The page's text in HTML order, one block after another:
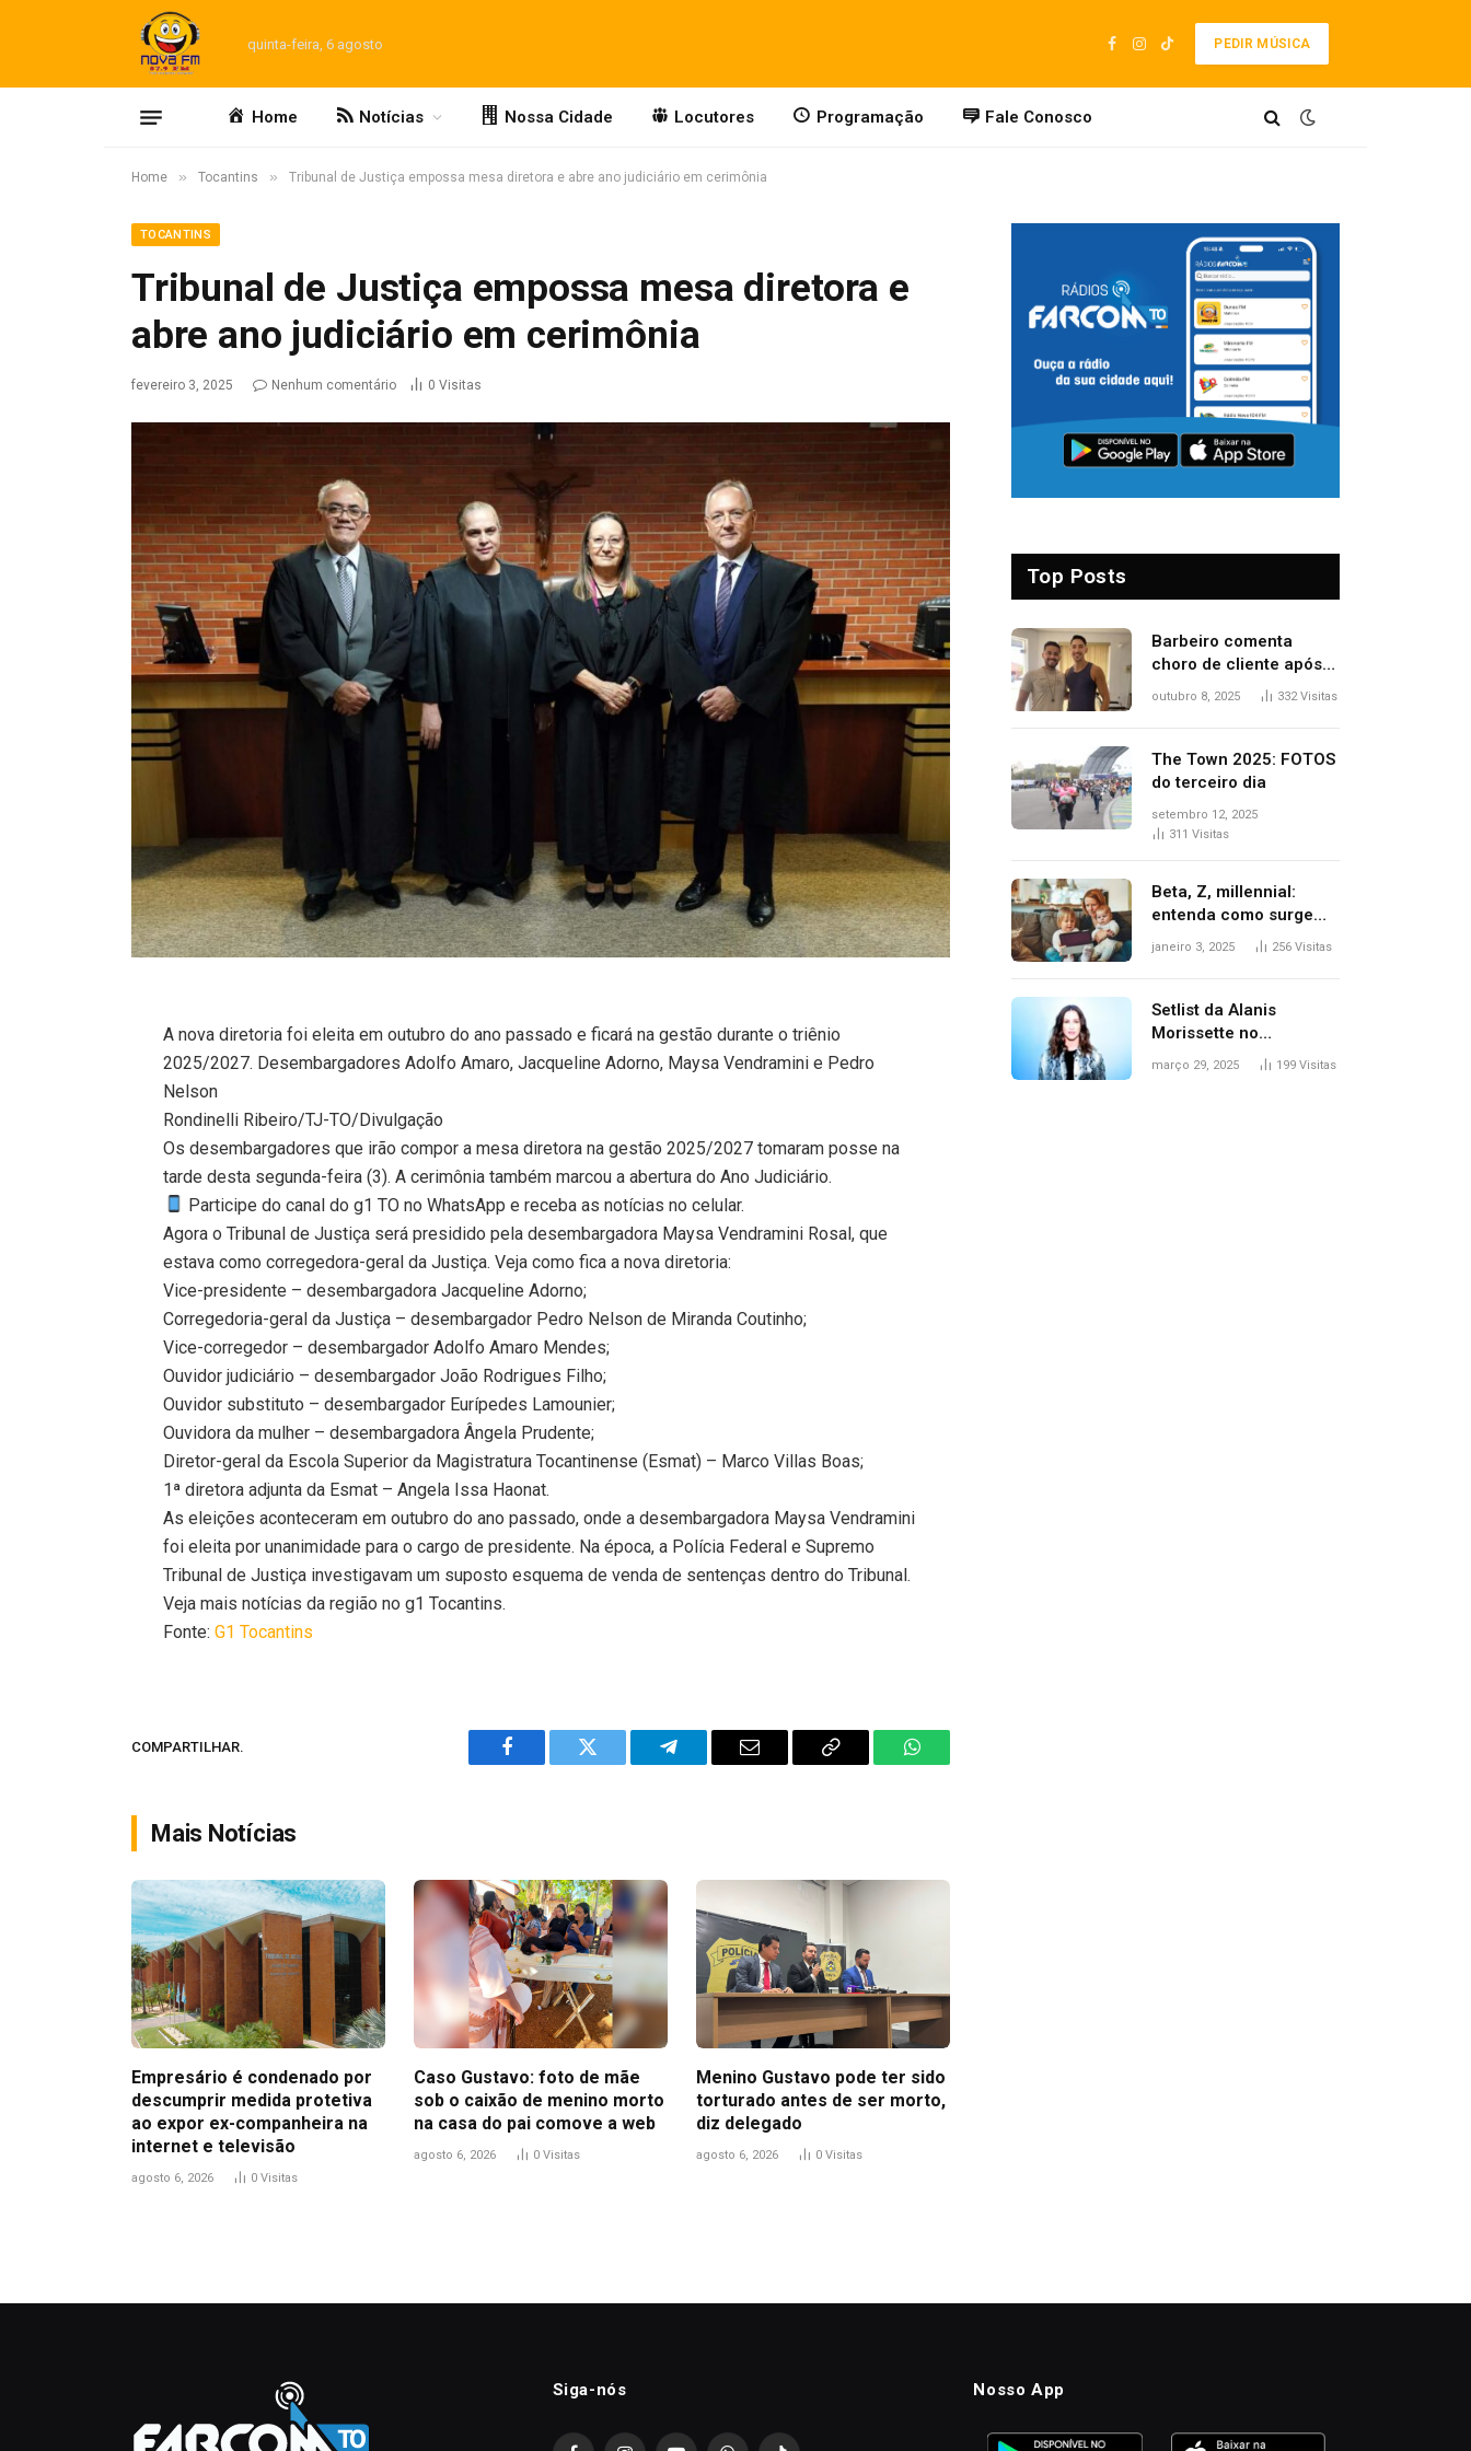
quinta-feira, 6 agosto
Facebook
Instagram
TikTok
PEDIR MÚSICA
Home Notícias Nossa Cidade Locutores Programação Fale Conosco
Home » Tocantins » Tribunal de Justiça empossa mesa diretora e abre ano judiciário em cerimônia
TOCANTINS
Tribunal de Justiça empossa mesa diretora e
abre ano judiciário em cerimônia
fevereiro 3, 2025 Nenhum comentário 0 Visitas
A nova diretoria foi eleita em outubro do ano passado e ficará na gestão durante o triênio
2025/2027. Desembargadores Adolfo Amaro, Jacqueline Adorno, Maysa Vendramini e Pedro
Nelson
Rondinelli Ribeiro/TJ-TO/Divulgação
Os desembargadores que irão compor a mesa diretora na gestão 2025/2027 tomaram posse na
tarde desta segunda-feira (3). A cerimônia também marcou a abertura do Ano Judiciário.
Participe do canal do g1 TO no WhatsApp e receba as notícias no celular.
Agora o Tribunal de Justiça será presidido pela desembargadora Maysa Vendramini Rosal, que
estava como corregedora-geral da Justiça. Veja como fica a nova diretoria:
Vice-presidente – desembargadora Jacqueline Adorno;
Corregedoria-geral da Justiça – desembargador Pedro Nelson de Miranda Coutinho;
Vice-corregedor – desembargador Adolfo Amaro Mendes;
Ouvidor judiciário – desembargador João Rodrigues Filho;
Ouvidor substituto – desembargador Eurípedes Lamounier;
Ouvidora da mulher – desembargadora Ângela Prudente;
Diretor-geral da Escola Superior da Magistratura Tocantinense (Esmat) – Marco Villas Boas;
1ª diretora adjunta da Esmat – Angela Issa Haonat.
As eleições aconteceram em outubro do ano passado, onde a desembargadora Maysa Vendramini
foi eleita por unanimidade para o cargo de presidente. Na época, a Polícia Federal e Supremo
Tribunal de Justiça investigavam um suposto esquema de venda de sentenças dentro do Tribunal.
Veja mais notícias da região no g1 Tocantins.
Fonte:G1 Tocantins
COMPARTILHAR.
Facebook Twitter Telegram Email
Copy
WhatsApp
Mais Notícias
Empresário é condenado por
descumprir medida protetiva
ao expor ex-companheira na
internet e televisão
agosto 6, 2026 0 Visitas
Caso Gustavo: foto de mãe
sob o caixão de menino morto
na casa do pai comove a web
agosto 6, 2026 0 Visitas
Menino Gustavo pode ter sido
torturado antes de ser morto,
diz delegado
agosto 6, 2026 0 Visitas
Top Posts
Barbeiro comenta
choro de cliente após
despedida e explica
tantas pessoas’
outubro 8, 2025 332Visitas
The Town 2025: FOTOS
do terceiro dia
setembro 12, 2025
311 Visitas
Beta, Z, millennial:
entenda como surgem
as gerações
janeiro 3, 2025 256 Visitas
Setlist da Alanis
Morissette no
Lollapalooza: veja
março 29, 2025 199 Visitas
Siga-nós Nosso App